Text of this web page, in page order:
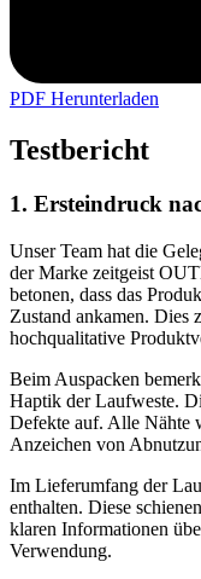
PDF Herunterladen
Testbericht
1. Ersteindruck
Unser Team hat die
der Marke zeitgeist
betonen, dass das
Zustand ankamen. Dies
hochqualitative
Beim Auspacken
Haptik der Laufweste.
Defekte auf. Alle Nähte
Anzeichen von
Im Lieferumfang der
enthalten. Diese
klaren Informationen
Verwendung.